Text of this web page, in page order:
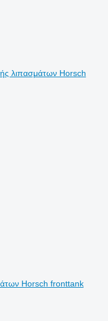
λιπασμάτων Horsch
Horsch fronttank